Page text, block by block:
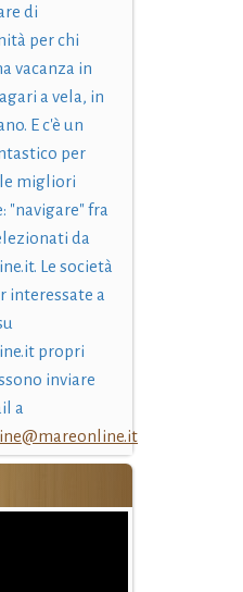
di
per chi
vacanza in
a vela, in
E c'è un
per
migliori
"navigare" fra
da
Le società
interessate a
propri
inviare
a